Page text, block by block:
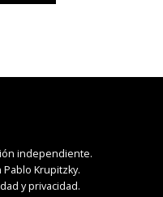
independiente.
Krupitzky.
y privacidad.